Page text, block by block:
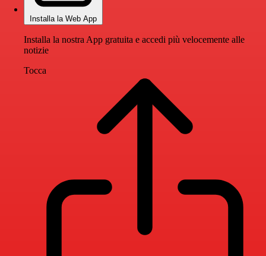
Installa la Web App
Installa la nostra App gratuita e accedi più velocemente alle
notizie
Tocca